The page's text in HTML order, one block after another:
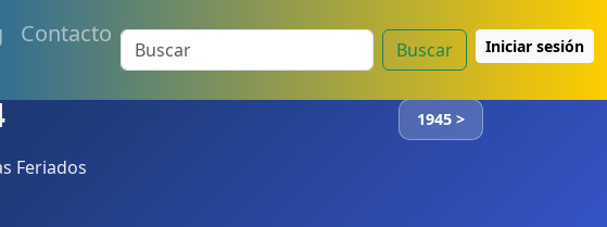
Contacto
Buscar Iniciar sesión
1945 >
Feriados